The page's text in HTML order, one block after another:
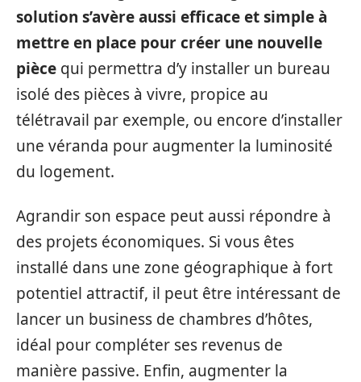
solution s’avère aussi efficace et simple à
mettre en place pour créer une nouvelle
pièce qui permettra d’y installer un bureau
isolé des pièces à vivre, propice au
télétravail par exemple, ou encore d’installer
une véranda pour augmenter la luminosité
du logement.
Agrandir son espace peut aussi répondre à
des projets économiques. Si vous êtes
installé dans une zone géographique à fort
potentiel attractif, il peut être intéressant de
lancer un business de chambres d’hôtes,
idéal pour compléter ses revenus de
manière passive. Enfin, augmenter la